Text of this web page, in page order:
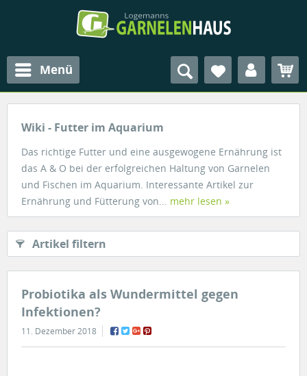
Menü
Wiki - Futter im Aquarium
Das richtige Futter und eine ausgewogene Ernährung ist
das A & O bei der erfolgreichen Haltung von Garnelen
und Fischen im Aquarium. Interessante Artikel zur
Ernährung und Fütterung von... mehr lesen »
Artikel filtern
Probiotika als Wundermittel gegen
Infektionen?
11. Dezember 2018